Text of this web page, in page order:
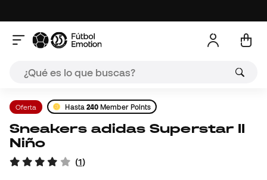
Oferta Hasta 240 Member Points
Sneakers adidas Superstar II
Niño
(1)